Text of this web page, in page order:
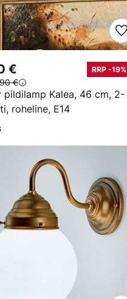
pildilamp Kalea, 46 cm, 2-
roheline, E14
€ RRP -19%
€